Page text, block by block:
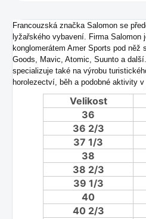
Francouzská značka Salomon se
lyžařského vybavení. Firma Salomon
konglomerátem Amer Sports pod něž
Goods, Mavic, Atomic, Suunto a
specializuje také na výrobu
horolezectví, běh a podobné aktivity v
Velikost
36
36 2/3
37 1/3
38
38 2/3
39 1/3
40
40 2/3